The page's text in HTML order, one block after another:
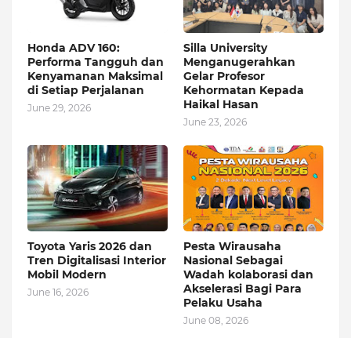
Honda ADV 160:
Performa Tangguh dan
Kenyamanan Maksimal
di Setiap Perjalanan
June 29, 2026
Silla University
Menganugerahkan
Gelar Profesor
Kehormatan Kepada
Haikal Hasan
June 23, 2026
Toyota Yaris 2026 dan
Tren Digitalisasi Interior
Mobil Modern
June 16, 2026
Pesta Wirausaha
Nasional Sebagai
Wadah kolaborasi dan
Akselerasi Bagi Para
Pelaku Usaha
June 08, 2026